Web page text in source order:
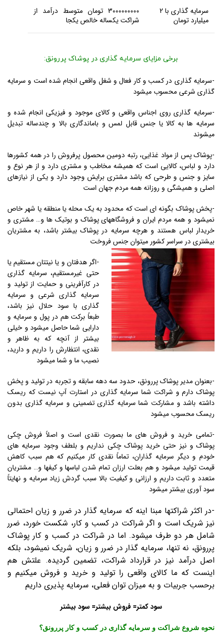
سرمایه گذاری با 2
میلیارد تومان
3000000000 تومان متوسط درآمد از
شراکت یکساله خالص یکجا
برخی مزایای سرمایه گذاری در پوشاک پررونق:
-سرمایه گذاری در کسب و کار فعال و شغل واقعی انجام شده است و سرمایه
گذاری شرعی محسوب میشود
-سرمایه گذاری روی اجناس واقعی و کالای موجود و فیزیکی انجام شده و
سرمایه ها به کالا یا جنس قابل لمس و باماندگاری بالا و چندساله تبدیل
میشوند
-پوشاک پس از مواد غذایی، رتبه دومین محصول پرفروش را در همه کشورها
دارد و لباس، کالایی است که همیشه مخاطب و مشتری دارد و از هر نوع و
سایز و جنس و طرحی که باشد مشتری برایش وجود دارد و یکی از نیازهای
اصلی و همیشگی و روزانه همه مردم جهان است
-پخش پوشاک بگونه ای است که محدود به یک محله یا منطقه یا شهر خاص
نمیشود و همه مردم ایران و فروشگاههای پوشاک و بوتیک ها و… مشتری و
خریدار لباس هستند و هرچه سرمایه در پوشاک بیشتر باشد، به مشتریان
بیشتری در سراسر کشور میتوان جنس فروخت
-اگر هدفتان و یا نیتتان مستقیم یا
حتی غیرمستقیم، سرمایه گذاری
در کارآفرینی و حمایت از تولید و
سرمایه گذاری شرعی و سرمایه
گذاری با سود حلال نیز باشد،
طبعاً برکت هم در پول و سرمایه و
دارایی شما حاصل میشود و خیلی
بیشتر از آنچه که به ظاهر و
نقدی، انتظارش را داریم و دارید،
نصیب ما و شما میشود
-بعنوان مدیر پوشاک پررونق، حدود سه دهه سابقه و تجربه در تولید و پخش
پوشاک دارم و شراکت شما سرمایه گذاری در استارت آپ نیست که ریسک
داشته باشد و مشارکت شما سرمایه گذاری تضمینی و سرمایه گذاری بدون
ریسک محسوب میشود
-تمامی خرید و فروش های ما بصورت نقدی است و اصلاً فروش چکی
پوشاک و نیز حتی خرید پوشاک چکی نداریم و بلطف وجود سرمایه های
خودم و دیگر سرمایه گذاران، تماماً نقدی کار میکنیم که هم سبب کاهش
قیمت تولید میشود و هم بعلت ارزان تمام شدن لباسها و کیفها و… مشتریان
متعدد و ثابت داریم و ارزانی و کیفیت بالا سبب گردش زیاد سرمایه و نهایتاً
سود آوری بیشتر میشود
-در اکثر شراکتها مبنا اینه که سرمایه گذار در ضرر و زیان احتمالی
نیز شریک است و اگر شراکت در کسب و کار، شکست خورد، ضرر
شامل هر دو طرف میشود. اما در شراکت در کسب و کار پوشاک
پررونق، نه تنها، سرمایه گذار در ضرر و زیان، شریک نمیشود، بلکه
اصل درآمد نیز در قرارداد شراکت، تضمین گردیده. علتش هم
اینست که ما کالای واقعی را تولید و خرید و فروش میکنیم و
برحسب جربیات و به میزان توان فعلی، سرمایه پذیری داریم
سود کمتر= فروش بیشتر= سود بیشتر
نحوه شروع شراکت و سرمایه گذاری در کسب و کار پررونق؟